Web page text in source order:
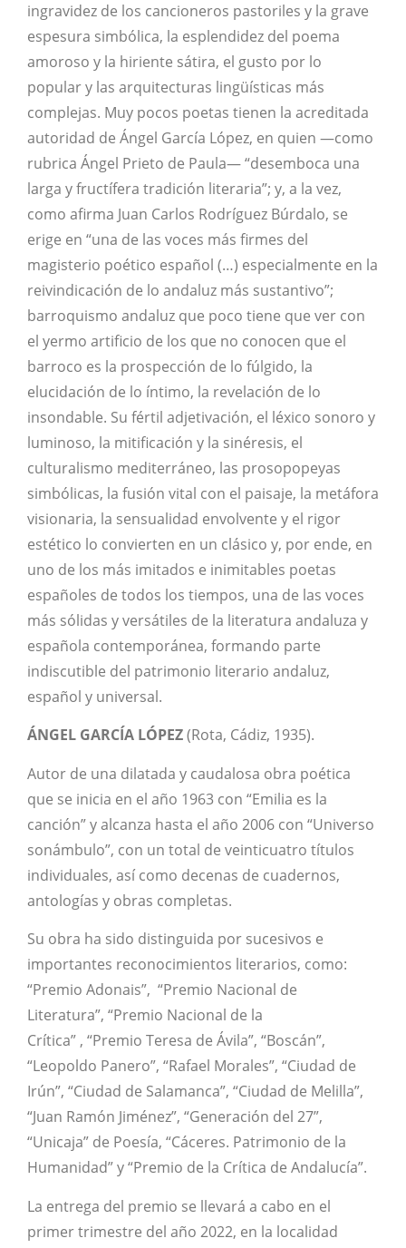
ingravidez de los cancioneros pastoriles y la grave
espesura simbólica, la esplendidez del poema
amoroso y la hiriente sátira, el gusto por lo
popular y las arquitecturas lingüísticas más
complejas. Muy pocos poetas tienen la acreditada
autoridad de Ángel García López, en quien —como
rubrica Ángel Prieto de Paula— “desemboca una
larga y fructífera tradición literaria”; y, a la vez,
como afirma Juan Carlos Rodríguez Búrdalo, se
erige en “una de las voces más firmes del
magisterio poético español (…) especialmente en la
reivindicación de lo andaluz más sustantivo”;
barroquismo andaluz que poco tiene que ver con
el yermo artificio de los que no conocen que el
barroco es la prospección de lo fúlgido, la
elucidación de lo íntimo, la revelación de lo
insondable. Su fértil adjetivación, el léxico sonoro y
luminoso, la mitificación y la sinéresis, el
culturalismo mediterráneo, las prosopopeyas
simbólicas, la fusión vital con el paisaje, la metáfora
visionaria, la sensualidad envolvente y el rigor
estético lo convierten en un clásico y, por ende, en
uno de los más imitados e inimitables poetas
españoles de todos los tiempos, una de las voces
más sólidas y versátiles de la literatura andaluza y
española contemporánea, formando parte
indiscutible del patrimonio literario andaluz,
español y universal.
ÁNGEL GARCÍA LÓPEZ(Rota, Cádiz, 1935).
Autor de una dilatada y caudalosa obra poética
que se inicia en el año 1963 con “Emilia es la
canción” y alcanza hasta el año 2006 con “Universo
sonámbulo”, con un total de veinticuatro títulos
individuales, así como decenas de cuadernos,
antologías y obras completas.
Su obra ha sido distinguida por sucesivos e
importantes reconocimientos literarios, como:
“Premio Adonais”, “Premio Nacional de
Literatura”, “Premio Nacional de la
Crítica” , “Premio Teresa de Ávila”, “Boscán”,
“Leopoldo Panero”, “Rafael Morales”, “Ciudad de
Irún”, “Ciudad de Salamanca”, “Ciudad de Melilla”,
“Juan Ramón Jiménez”, “Generación del 27”,
“Unicaja” de Poesía, “Cáceres. Patrimonio de la
Humanidad” y “Premio de la Crítica de Andalucía”.
La entrega del premio se llevará a cabo en el
primer trimestre del año 2022, en la localidad